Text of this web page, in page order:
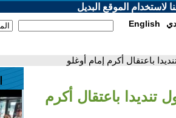
لاستخدام الموقع البديل
English
باعتقال أكرم إمام أوغلو
باعتقال أكرم